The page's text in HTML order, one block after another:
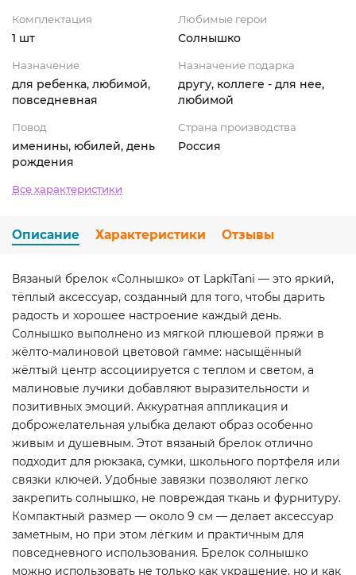
Комплектация
1 шт
Любимые герои
Солнышко
Назначение
для ребенка, любимой,
повседневная
Назначение подарка
другу, коллеге - для нее,
любимой
Повод
именины, юбилей, день
рождения
Страна производства
Россия
Все характеристики
Описание Характеристики Отзывы
Вязаный брелок «Солнышко» от LapkiTani — это яркий,
тёплый аксессуар, созданный для того, чтобы дарить
радость и хорошее настроение каждый день.
Солнышко выполнено из мягкой плюшевой пряжи в
жёлто-малиновой цветовой гамме: насыщённый
жёлтый центр ассоциируется с теплом и светом, а
малиновые лучики добавляют выразительности и
позитивных эмоций. Аккуратная аппликация и
доброжелательная улыбка делают образ особенно
живым и душевным. Этот вязаный брелок отлично
подходит для рюкзака, сумки, школьного портфеля или
связки ключей. Удобные завязки позволяют легко
закрепить солнышко, не повреждая ткань и фурнитуру.
Компактный размер — около 9 см — делает аксессуар
заметным, но при этом лёгким и практичным для
повседневного использования. Брелок солнышко
можно использовать не только как украшение, но и как